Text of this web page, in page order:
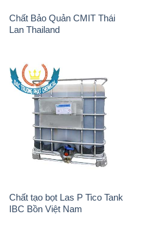
Chất Bảo Quản CMIT Thái
Lan Thailand
Chất tạo bọt Las P Tico Tank
IBC Bồn Việt Nam